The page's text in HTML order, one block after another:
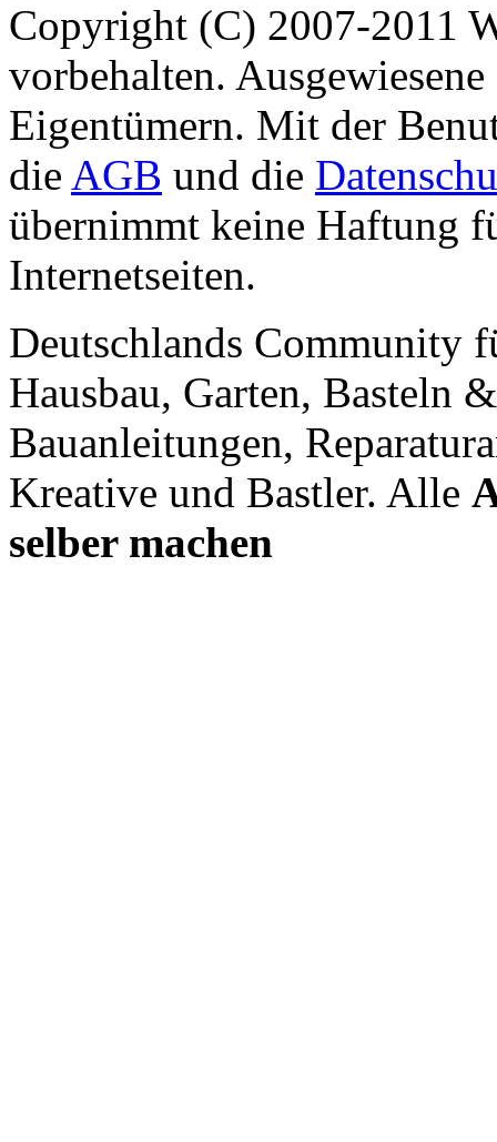
Copyright (C) 2007-2011
vorbehalten.
Eigentümern. Mit der
die AGB und die
übernimmt keine Haftung
Internetseiten.
Deutschlands Community
Hausbau, Garten, Basteln
Bauanleitungen,
Kreative und Bastler. Alle
selber machen